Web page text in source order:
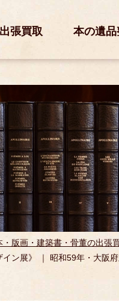
張買取 本の遺品
・版画・建築書・骨董の出張
イン展》 ｜ 昭和59年・大阪